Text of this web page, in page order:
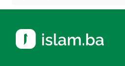
grijeha čak i nakon
nedozvoljeno baviti